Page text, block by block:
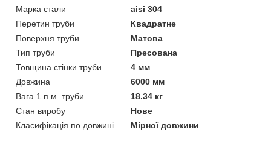
Марка стали
aisi 304
Перетин труби
Квадратне
Поверхня труби
Матова
Тип труби
Пресована
Товщина стінки труби
4 мм
Довжина
6000 мм
Вага 1 п.м. труби
18.34 кг
Стан виробу
Нове
Класифікація по довжині
Мірної довжини